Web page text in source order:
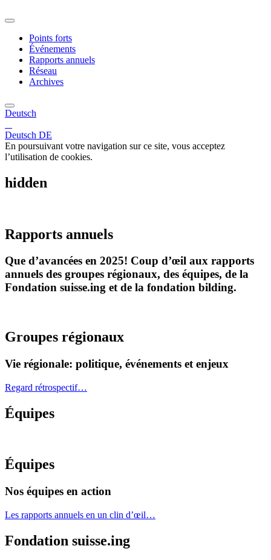
Points forts
Événements
Rapports annuels
Réseau
Archives
Deutsch
Deutsch DE
En poursuivant votre navigation sur ce site, vous acceptez
l’utilisation de cookies.
hidden
Rapports annuels
Que d’avancées en 2025! Coup d’œil aux rapports
annuels des groupes régionaux, des équipes, de la
Fondation suisse.ing et de la fondation bilding.
Groupes régionaux
Vie régionale: politique, événements et enjeux
Regard rétrospectif…
Équipes
Équipes
Nos équipes en action
Les rapports annuels en un clin d’œil…
Fondation suisse.ing